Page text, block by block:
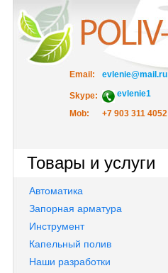
Email: evlenie@mail.ru
Skype:
evlenie1
Mob:
+7 903 311 4052
Товары и услуги
Автоматика
Запорная арматура
Инструмент
Капельный полив
Наши разработки